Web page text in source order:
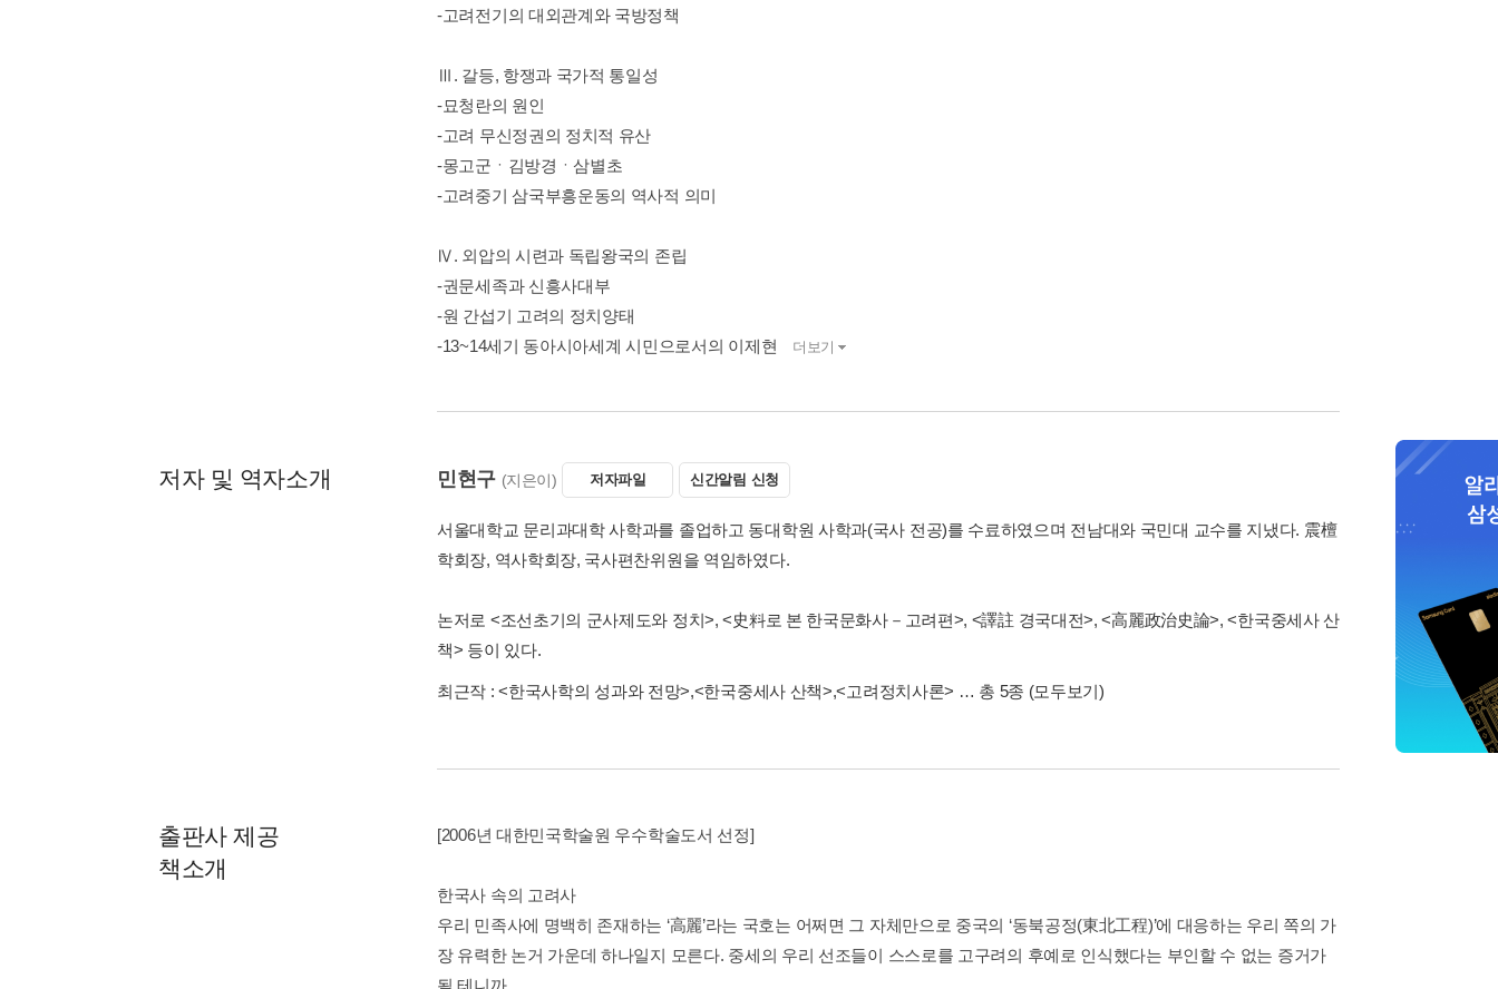
-고려전기의 대외관계와 국방정책
Ⅲ. 갈등, 항쟁과 국가적 통일성
-묘청란의 원인
-고려 무신정권의 정치적 유산
-몽고군ㆍ김방경ㆍ삼별초
-고려중기 삼국부흥운동의 역사적 의미
Ⅳ. 외압의 시련과 독립왕국의 존립
-권문세족과 신흥사대부
-원 간섭기 고려의 정치양태
-13~14세기 동아시아세계 시민으로서의 이제현
더보기
저자 및 역자소개 민현구 (지은이) 저자파일 신간알림 신청
서울대학교 문리과대학 사학과를 졸업하고 동대학원 사학과(국사 전공)를 수료하였으며 전남대와 국민대 교수를 지냈다. 震檀
학회장, 역사학회장, 국사편찬위원을 역임하였다.
논저로 <조선초기의 군사제도와 정치>, <史料로 본 한국문화사－고려편>, <譯註 경국대전>, <高麗政治史論>, <한국중세사 산
책> 등이 있다.
최근작 :<한국사학의 성과와 전망>,<한국중세사 산책>,<고려정치사론> … 총 5종 (모두보기)
출판사 제공
책소개
[2006년 대한민국학술원 우수학술도서 선정]
한국사 속의 고려사
우리 민족사에 명백히 존재하는 ‘高麗’라는 국호는 어쩌면 그 자체만으로 중국의 ‘동북공정(東北工程)’에 대응하는 우리 쪽의 가
장 유력한 논거 가운데 하나일지 모른다. 중세의 우리 선조들이 스스로를 고구려의 후예로 인식했다는 부인할 수 없는 증거가
될 테니까.